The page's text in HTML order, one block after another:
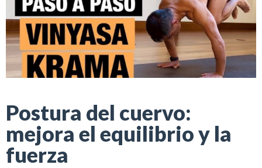
Postura del cuervo:
mejora el equilibrio y la
fuerza